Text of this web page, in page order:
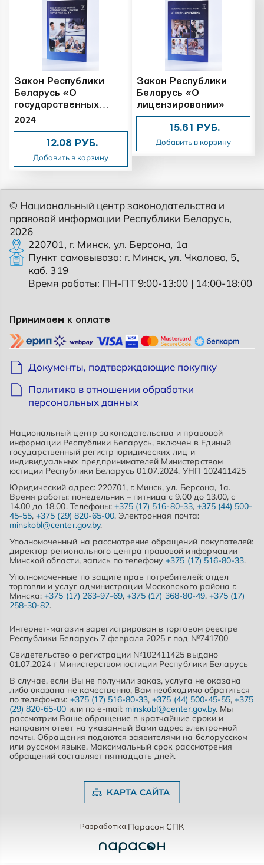
Закон Республики
Беларусь «О
государственных
закупках товаров
2024
12.08 РУБ.
Добавить в корзину
Закон Республики
Беларусь «О
лицензировании»
15.61 РУБ.
Добавить в корзину
© Национальный центр законодательства и
правовой информации Республики Беларусь,
2026
220701, г. Минск, ул. Берсона, 1а
Пункт самовывоза: г. Минск, ул. Чкалова, 5,
каб. 319
Время работы: ПН-ПТ 9:00-13:00 | 14:00-18:00
КАРТА САЙТА
Документы, подтверждающие покупку
Политика в отношении обработки
персональных данных
Принимаем к оплате
Национальный центр законодательства и правовой
информации Республики Беларусь, включен в Единый
государственный регистр юридических лиц и
индивидуальных предпринимателей Министерством
юстиции Республики Беларусь 01.07.2024. УНП 102411425
Юридический адрес: 220701, г. Минск, ул. Берсона, 1а.
Время работы: понедельник – пятница с 9.00 до 13.00, с
14.00 до 18.00. Телефоны: +375 (17) 516-80-33, +375 (44) 500-
45-55,+375 (29) 820-65-00. Электронная почта:
minskobl@center.gov.by.
Уполномоченный на рассмотрение обращений покупателей:
директор регионального центра правовой информации
Минской области, запись по телефону+375 (17) 516-80-33.
Уполномоченные по защите прав потребителей: отдел
торговли и услуг администрации Московского района г.
Минска:+375 (17) 263-97-69,+375 (17) 368-80-49, +375 (17)
258-30-82.
Интернет-магазин зарегистрирован в торговом реестре
Республики Беларусь 7 февраля 2025 г под №741700
Свидетельство о регистрации №102411425 выдано
01.07.2024 г Министерством юстиции Республики Беларусь
В случае, если Вы не получили заказ, услуга не оказана
либо оказана не качественно, Вам необходимо обратиться
по телефонам: +375 (17) 516-80-33,+375 (44) 500-45-55,+375
(29) 820-65-00 или по e-mail: minskobl@center.gov.by. Мы
рассмотрим Ваше обращение в кратчайшие сроки и
направим ответ на указанный Вами адрес электронной
почты. Обращения подаются заявителями на белорусском
или русском языке. Максимальный срок рассмотрения
обращений составляет пятнадцать дней.
Разработка:Парасон СПК